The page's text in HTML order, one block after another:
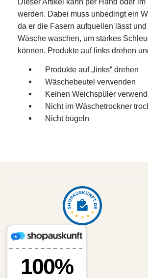
werden. Dabei muss unbedingt ein
da er die Fasern aufquellen lässt
Wäsche waschen, um starkes
können. Produkte auf links drehen
Produkte auf „links“ drehen
Wäschebeutel verwenden
Keinen Weichspüler
Nicht im Wäschetrockner
Nicht bügeln